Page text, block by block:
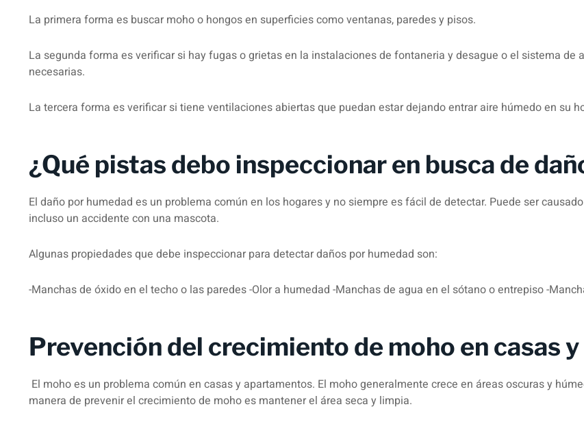
La primera forma es buscar moho o hongos en superficies como ventanas, paredes y pisos.
La segunda forma es verificar si hay fugas o grietas en la instalaciones de fontaneria y desague o el sistema de
necesarias.
La tercera forma es verificar si tiene ventilaciones abiertas que puedan estar dejando entrar aire húmedo en su
¿Qué pistas debo inspeccionar en busca de
El daño por humedad es un problema común en los hogares y no siempre es fácil de detectar. Puede ser
incluso un accidente con una mascota.
Algunas propiedades que debe inspeccionar para detectar daños por humedad son:
-Manchas de óxido en el techo o las paredes -Olor a humedad -Manchas de agua en el sótano o entrepiso -
Prevención del crecimiento de moho en casas
El moho es un problema común en casas y apartamentos. El moho generalmente crece en áreas oscuras y
manera de prevenir el crecimiento de moho es mantener el área seca y limpia.